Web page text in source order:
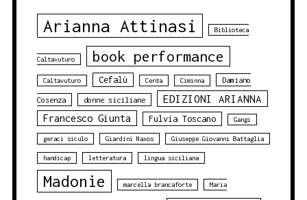
Arianna Attinasi Biblioteca
Caltavuturo book performance
Caltavuturo Cefalù Cerda Ciminna Damiano
Cosenza donne siciliane EDIZIONI ARIANNA
Francesco Giunta Fulvia Toscano Gangi
geraci siculo Giardini Naxos Giuseppe Giovanni Battaglia
handicap letteratura lingua siciliana
Madonie marcella brancaforte Maria